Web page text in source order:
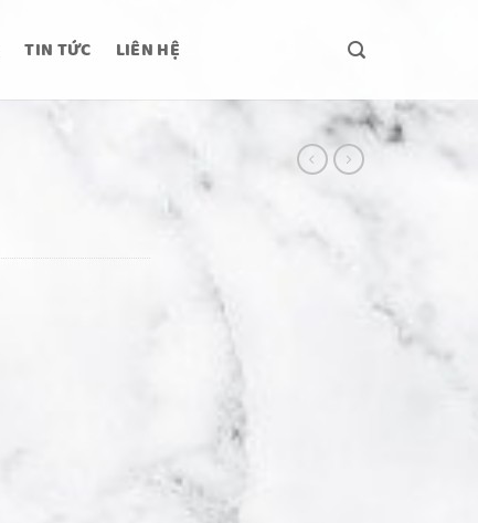
TIN TỨC LIÊN HỆ